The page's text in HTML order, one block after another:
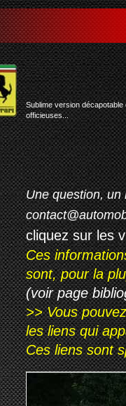
Sublime version
officieuses...
Une question, un
cliquez sur les
Ces
sont, pour la
(voir page
>> Vous
les liens qui
Ces liens sont